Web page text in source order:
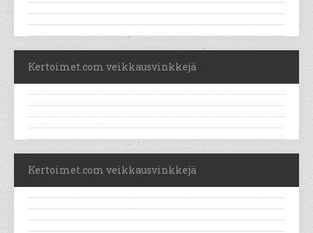
Kertoimet.com veikkausvinkkejä
Kertoimet.com veikkausvinkkejä